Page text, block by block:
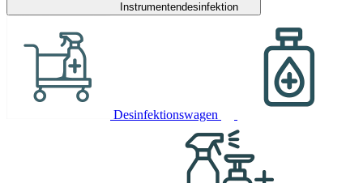
Instrumentendesinfektion
Desinfektionswagen